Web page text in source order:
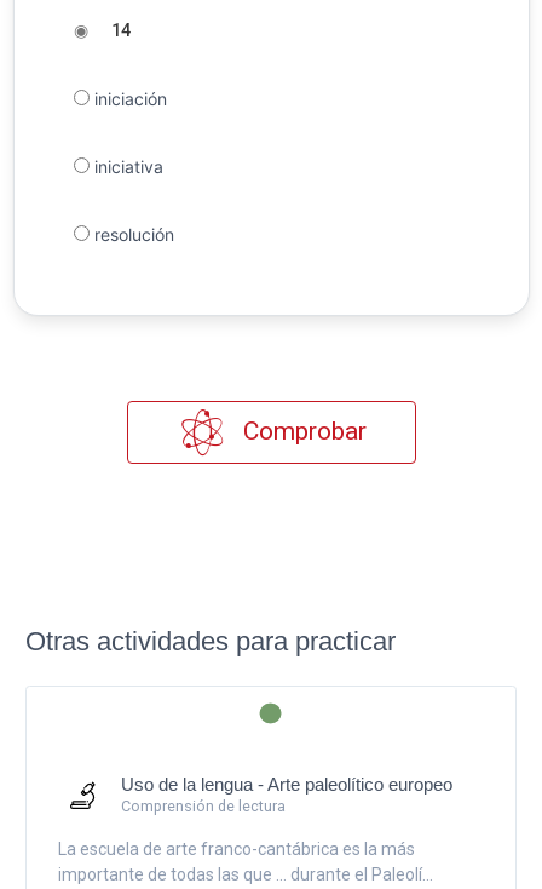
◉ 14
iniciación
iniciativa
resolución
Comprobar
Otras actividades para practicar
Uso de la lengua - Arte paleolítico europeo
Comprensión de lectura
La escuela de arte franco-cantábrica es la más
importante de todas las que ... durante el Paleolí...